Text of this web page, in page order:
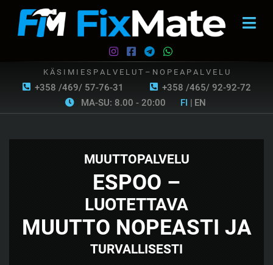
+358 /469/ 57-76-31 +358 /465/ 92-92-72
K Ä S I M I E S P A L V E L U T – N O P E A P A L V E L U
MA-SU: 8.00 - 20:00 FI | EN
MUUTTOPALVELU
ESPOO –
LUOTETTAVA
MUUTTO NOPEASTI JA
TURVALLISESTI